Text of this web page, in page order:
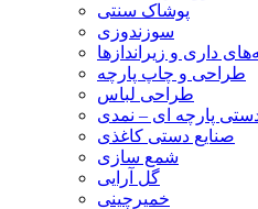
پوشاک سنتی
سوزندوزی
داری و زیراندازها
طراحی و چاپ پارچه
طراحی لباس
پارچه ای – نمدی
صنایع دستی کاغذی
شمع سازی
گل آرایی
خمیرچینی